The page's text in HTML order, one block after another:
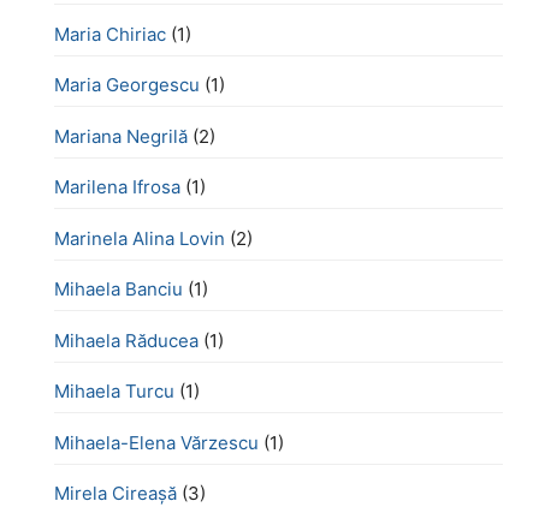
Maria Chiriac (1)
Maria Georgescu (1)
Mariana Negrilă (2)
Marilena Ifrosa (1)
Marinela Alina Lovin (2)
Mihaela Banciu (1)
Mihaela Răducea (1)
Mihaela Turcu (1)
Mihaela-Elena Vărzescu (1)
Mirela Cireașă (3)